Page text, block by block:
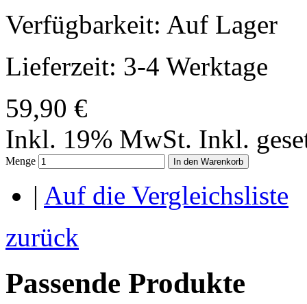
Verfügbarkeit: Auf Lager
Lieferzeit: 3-4 Werktage
59,90 €
Inkl. 19% MwSt. Inkl.
Menge In den Warenkorb
| Auf die Vergleichsliste
zurück
Passende Produkte